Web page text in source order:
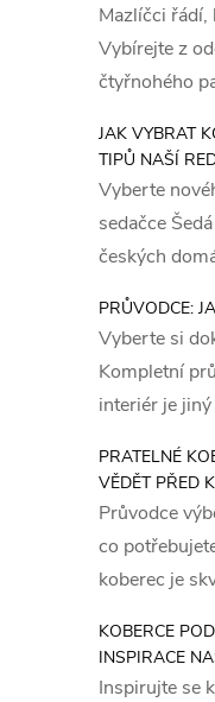
Mazlíčci řádí,
Vybírejte z
čtyřnohého
JAK VYBRAT
TIPŮ NAŠÍ
Vyberte
sedačce
českých
PRŮVODCE:
Vyberte si
Kompletní
interiér je jiný
PRATELNÉ
VĚDĚT PŘED
Průvodce
co
koberec je
KOBERCE
INSPIRACE
Inspirujte se